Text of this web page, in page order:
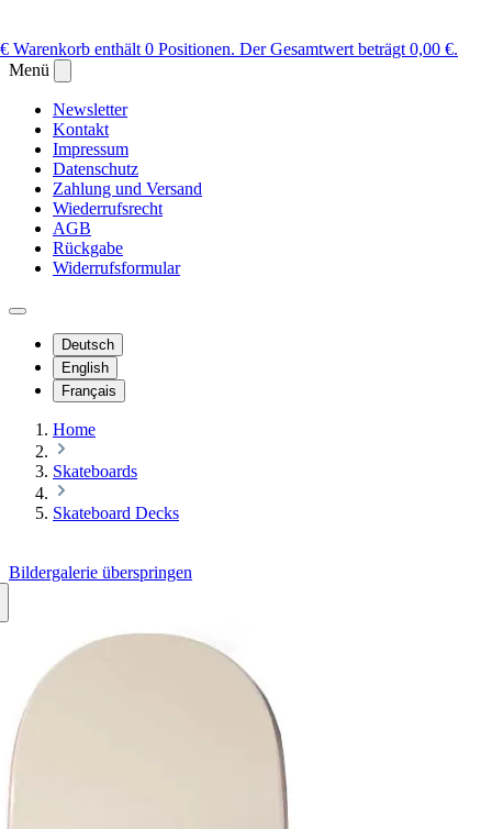
Warenkorb enthält 0 Positionen. Der Gesamtwert beträgt 0,00 €.
Menü
Newsletter
Kontakt
Impressum
Datenschutz
Zahlung und Versand
Wiederrufsrecht
AGB
Rückgabe
Widerrufsformular
Deutsch
English
Français
Home
Skateboards
Skateboard Decks
Bildergalerie überspringen